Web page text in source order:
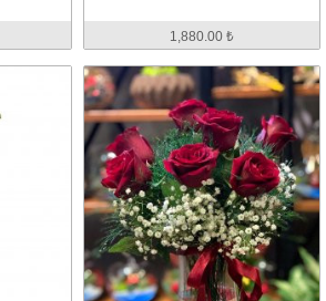
1,880.00 ₺